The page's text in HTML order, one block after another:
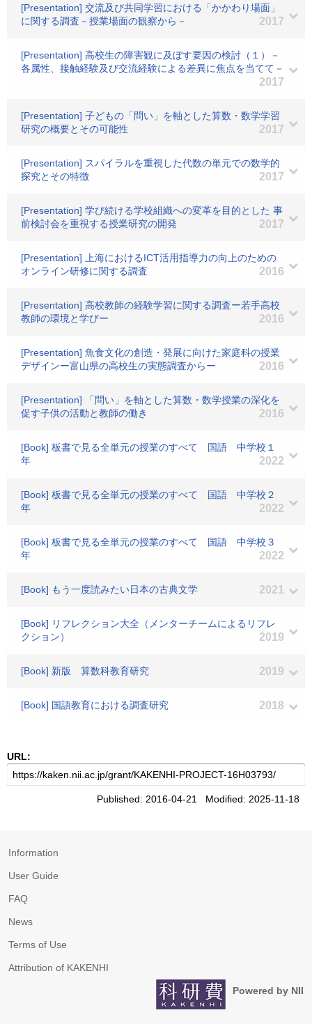
[Presentation] 交流及び共同学習における「かかわり場面」
に関する調査－授業場面の観察から－
2017
[Presentation] 高校生の障害観に及ぼす要因の検討（１）－
各属性、接触経験及び交流経験による差異に焦点を当てて－
2017
[Presentation] 子どもの「問い」を軸とした算数・数学学習
研究の概要とその可能性
2017
[Presentation] スパイラルを重視した代数の単元での数学的
探究とその特徴
2017
[Presentation] 学び続ける学校組織への変革を目的とした 事
前検討会を重視する授業研究の開発
2017
[Presentation] 上海におけるICT活用指導力の向上のための
オンライン研修に関する調査
2016
[Presentation] 高校教師の経験学習に関する調査ー若手高校
教師の環境と学びー
2016
[Presentation] 魚食文化の創造・発展に向けた家庭科の授業
デザインー富山県の高校生の実態調査からー
2016
[Presentation] 「問い」を軸とした算数・数学授業の深化を
促す子供の活動と教師の働き
2016
[Book] 板書で見る全単元の授業のすべて 国語 中学校１
年
2022
[Book] 板書で見る全単元の授業のすべて 国語 中学校２
年
2022
[Book] 板書で見る全単元の授業のすべて 国語 中学校３
年
2022
[Book] もう一度読みたい日本の古典文学 2021
[Book] リフレクション大全（メンターチームによるリフレ
クション）
2019
[Book] 新版 算数科教育研究 2019
[Book] 国語教育における調査研究 2018
URL:
Published: 2016-04-21 Modified: 2025-11-18
Information
User Guide
FAQ
News
Terms of Use
Attribution of KAKENHI
Powered by NII